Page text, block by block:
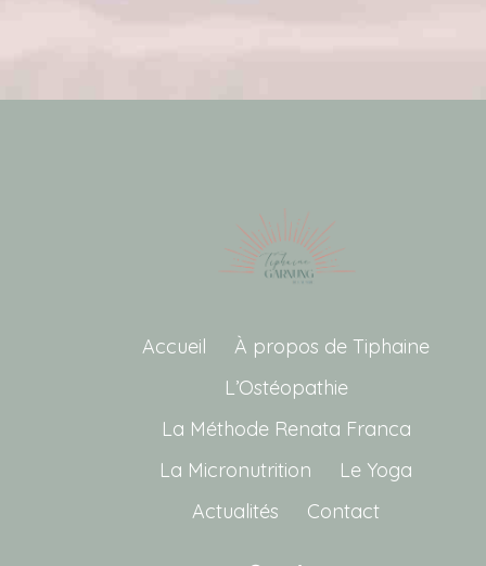
Accueil
À propos de Tiphaine
L’Ostéopathie
La Méthode Renata Franca
La Micronutrition
Le Yoga
Actualités
Contact